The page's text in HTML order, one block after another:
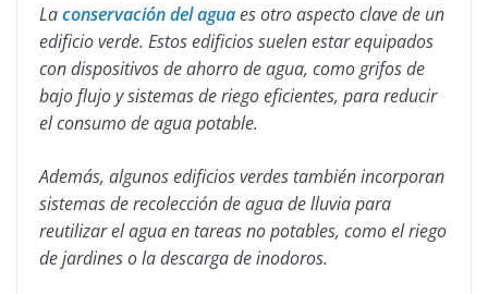
Laconservación del aguaes otro aspecto clave de un
edificio verde. Estos edificios suelen estar equipados
con dispositivos de ahorro de agua, como grifos de
bajo flujo y sistemas de riego eficientes, para reducir
el consumo de agua potable.
Además, algunos edificios verdes también incorporan
sistemas de recolección de agua de lluvia para
reutilizar el agua en tareas no potables, como el riego
de jardines o la descarga de inodoros.